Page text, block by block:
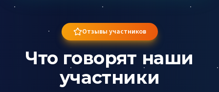
Отзывы участников
Что говорят наши
участники